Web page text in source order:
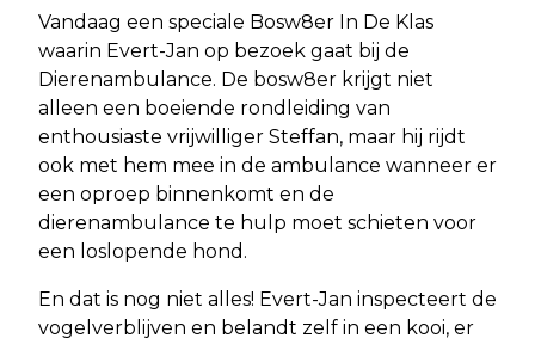
Vandaag een speciale Bosw8er In De Klas
waarin Evert-Jan op bezoek gaat bij de
Dierenambulance. De bosw8er krijgt niet
alleen een boeiende rondleiding van
enthousiaste vrijwilliger Steffan, maar hij rijdt
ook met hem mee in de ambulance wanneer er
een oproep binnenkomt en de
dierenambulance te hulp moet schieten voor
een loslopende hond.
En dat is nog niet alles! Evert-Jan inspecteert de
vogelverblijven en belandt zelf in een kooi, er